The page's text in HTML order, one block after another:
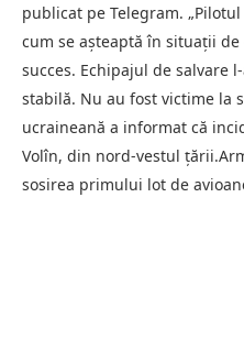
publicat pe Telegram.
cum se aşteaptă în situaţii
succes. Echipajul de salvare
stabilă. Nu au fost victime la
ucraineană a informat că
Volîn, din nord-vestul
sosirea primului lot de